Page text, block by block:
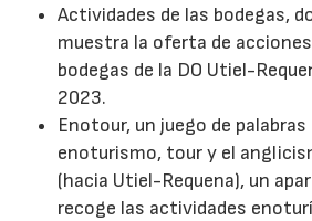
Actividades de las bodegas,
muestra la oferta de
bodegas de la DO Utiel-
2023.
Enotour, un juego de
enoturismo, tour y el
(hacia Utiel-Requena), un
recoge las actividades